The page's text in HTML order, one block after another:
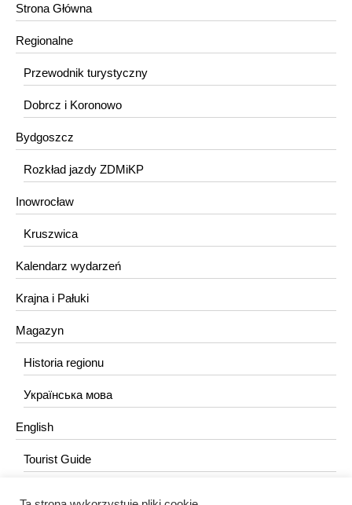
Strona Główna
Regionalne
Przewodnik turystyczny
Dobrcz i Koronowo
Bydgoszcz
Rozkład jazdy ZDMiKP
Inowrocław
Kruszwica
Kalendarz wydarzeń
Krajna i Pałuki
Magazyn
Historia regionu
Українська мова
English
Tourist Guide